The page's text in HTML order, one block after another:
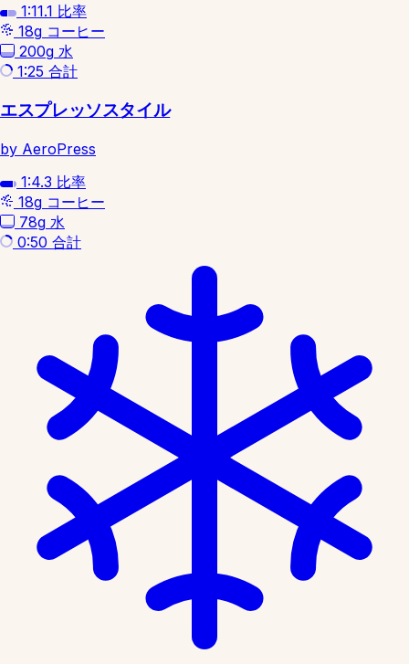
1:11.1 比率
18g コーヒー
200g 水
1:25 合計
エスプレッソスタイル
by AeroPress
1:4.3 比率
18g コーヒー
78g 水
0:50 合計